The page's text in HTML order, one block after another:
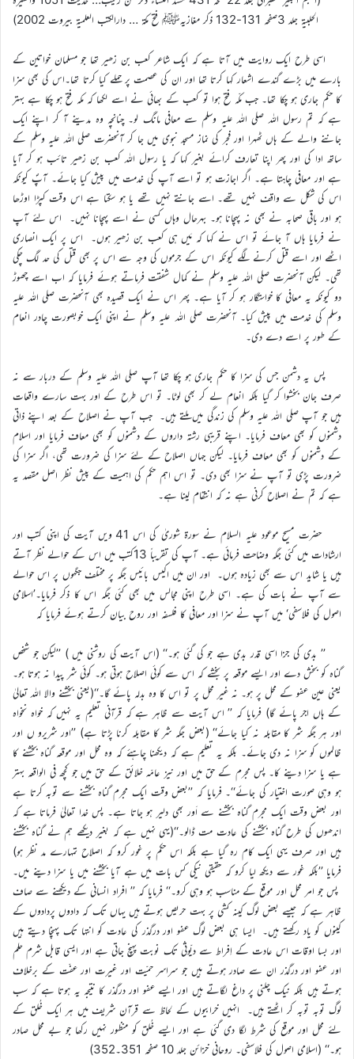
الحلبیۃ جلد 3صفحہ 131-132 ذکر مغازیہﷺ فتح مکۃ … دارالکتب العلمیۃ بیروت 2002)
اسی طرح ایک روایت میں آتا ہے کہ ایک شاعر کعب بن زھیر تھا جو مسلمان خواتین کے
بارے میں بڑے گندے اشعار کہا کرتا تھا اور ان کی عصمت پر حملے کیا کرتا تھا۔اس کی بھی سزا
کا حکم جاری ہو چکا تھا۔ جب مکّہ فتح ہوا تو کعب کے بھائی نے اسے لکھا کہ مکہ فتح ہو چکا ہے بہتر
ہے کہ تم رسول اللہ صلی اللہ علیہ وسلم سے معافی مانگ لو۔ چنانچہ وہ مدینے آ کر اپنے ایک
جاننے والے کے ہاں ٹھہرا اور فجر کی نماز مسجد نبوی میں جا کر آنحضرت صلی اللہ علیہ وسلم کے
ساتھ ادا کی اور پھر اپنا تعارف کرائے بغیر کہا کہ یا رسول اللہ کعب بن زھیر تائب ہو کر آیا
ہے اور معافی چاہتا ہے۔ اگر اجازت ہو تو اسے آپ کی خدمت میں پیش کیا جائے۔ آپؐ کیونکہ
اس کی شکل سے واقف نہیں تھے۔ اسے جانتے نہیں تھے یا ہو سکتا ہے اس وقت کپڑا اوڑھا
ہو اور باقی صحابہ نے بھی نہ پہچانا ہو۔ بہرحال وہاں کسی نے اسے پہچانا نہیں۔ اس لئے آپ
نے فرمایا ہاں آ جائے تو اس نے کہا کہ مَیں ہی کعب بن زھیر ہوں۔ اس پر ایک انصاری
اٹھے اور اسے قتل کرنے لگے کیونکہ اس کے جرموں کی وجہ سے اس پر بھی قتل کی حد لگ چکی
تھی۔ لیکن آنحضرت صلی اللہ علیہ وسلم نے کمال شفقت فرماتے ہوئے فرمایا کہ اب اسے چھوڑ
دو کیونکہ یہ معافی کا خواستگار ہو کر آیا ہے۔ پھر اس نے ایک قصیدہ بھی آنحضرت صلی اللہ علیہ
وسلم کی خدمت میں پیش کیا۔ آنحضرت صلی اللہ علیہ وسلم نے اپنی ایک خوبصورت چادر انعام
کے طور پر اسے دے دی۔
پس یہ دشمن جس کی سزا کا حکم جاری ہو چکا تھا آپ صلی اللہ علیہ وسلم کے دربار سے نہ
صرف جان بخشوا کر گیا بلکہ انعام لے کر بھی لوٹا۔ تو اس طرح کے اور بہت سارے واقعات
ہیں جو آپ صلی اللہ علیہ وسلم کی زندگی میں ملتے ہیں۔ جب آپ نے اصلاح کے بعد اپنے ذاتی
دشمنوں کو بھی معاف فرمایا۔ اپنے قریبی رشتہ داروں کے دشمنوں کو بھی معاف فرمایا اور اسلام
کے دشمنوں کو بھی معاف فرمایا۔ لیکن جہاں اصلاح کے لئے سزا کی ضرورت تھی، اگر سزا کی
ضرورت پڑی تو آپ نے سزا بھی دی۔ تو اس اہم حکم کی اہمیت کے پیش نظر اصل مقصد یہ
ہے کہ تم نے اصلاح کرنی ہے نہ کہ انتقام لینا ہے۔
حضرت مسیح موعود علیہ السلام نے سورۃ شوریٰ کی اس 41 ویں آیت کی اپنی کتب اور
ارشادات میں کئی جگہ وضاحت فرمائی ہے۔ آپ کی تقریباً 13کتب میں اس کے حوالے نظر آتے
ہیں یا شاید اس سے بھی زیادہ ہوں۔ اور ان میں اکیس بائیس جگہ پر مختلف جگہوں پر اس حوالے
سے آپ نے بات کی ہے۔ اسی طرح اپنی مجالس میں بھی کئی جگہ اس کا ذکر فرمایا۔’اسلامی
اصول کی فلاسفی‘ میں آپ نے سزا اور معافی کا فلسفہ اور روح بیان کرتے ہوئے فرمایا کہ
’’ بدی کی جزا اسی قدر بدی ہے جو کی گئی ہو۔‘‘ (اس آیت کی روشنی میں ) ’’لیکن جو شخص
گناہ کو بخش دے اور ایسے موقعہ پر بخشے کہ اس سے کوئی اصلاح ہوتی ہو۔ کوئی شر پیدا نہ ہوتا ہو۔
یعنی عین عفو کے محل پر ہو۔ نہ غیر محل پر تو اس کا وہ بدلہ پائے گا۔‘‘(یعنی بخشنے والا اللہ تعالیٰ
کے ہاں اجر پائے گا) فرمایا کہ ’’ اس آیت سے ظاہر ہے کہ قرآنی تعلیم یہ نہیں کہ خواہ نخواہ
اور ہر جگہ شر کا مقابلہ نہ کیا جائے‘‘ (بعض جگہ شر کا مقابلہ کرنا پڑتا ہے) ’’اور شریرو ں اور
ظالموں کو سزا نہ دی جائے۔ بلکہ یہ تعلیم ہے کہ دیکھنا چاہئے کہ وہ محل اور موقعہ گناہ بخشنے کا
ہے یا سزا دینے کا۔ پس مجرم کے حق میں اور نیز عامّہ خلائق کے حق میں جو کچھ فی الواقعہ بہتر
ہو وہی صورت اختیار کی جائے‘‘۔ فرمایا کہ ’’بعض وقت ایک مجرم گناہ بخشنے سے توبہ کرتا ہے
اور بعض وقت ایک مجرم گناہ بخشنے سے اَور بھی دلیر ہو جاتا ہے۔ پس خدا تعالیٰ فرماتا ہے کہ
اندھوں کی طرح گناہ بخشنے کی عادت مت ڈالو۔‘‘(یہی نہیں ہے کہ بغیر دیکھے ہم نے گناہ بخشنے
ہیں اور صرف یہی ایک کام رہ گیا ہے بلکہ اس حکم پر غور کرو کہ اصلاح تمہارے مد نظر ہو)
فرمایا ’’بلکہ غور سے دیکھ لیا کرو کہ حقیقی نیکی کس بات میں ہے آیا بخشنے میں یا سزا دینے میں۔
پس جو امر محل اور موقع کے مناسب ہو وہی کرو۔‘‘ فرمایا کہ ’’ افراد انسانی کے دیکھنے سے صاف
ظاہر ہے کہ جیسے بعض لوگ کینہ کشی پر بہت حریص ہوتے ہیں یہاں تک کہ دادوں پردادوں کے
کینوں کو یاد رکھتے ہیں۔ ایسا ہی بعض لوگ عفو اور درگذر کی عادت کو انتہا تک پہنچا دیتے ہیں
اور بسا اوقات اس عادت کے اِفراط سے دیّوثی تک نوبت پہنچ جاتی ہے اور ایسی قابل شرم حلم
اور عفو اور درگذر ان سے صادر ہوتے ہیں جو سراسر حمیّت اور غیرت اور عفّت کے برخلاف
ہوتے ہیں بلکہ نیک چلنی پر داغ لگاتے ہیں اور ایسے عفو اور درگذر کا نتیجہ یہ ہوتا ہے کہ سب
لوگ توبہ توبہ کر اٹھتے ہیں۔ انہیں خرابیوں کے لحاظ سے قرآن شریف میں ہر ایک خُلق کے
لئے محل اور موقع کی شرط لگا دی گئی ہے اور ایسے خُلق کو منظور نہیں رکھا جو بے محل صادر
ہو۔‘‘ (اسلامی اصول کی فلاسفی۔ روحانی خزائن جلد 10 صفحہ 351۔352)